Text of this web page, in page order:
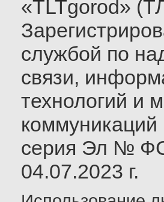
«TLTgorod»
службой по
связи,
технологий и
серия Эл №
04.07.2023 г.